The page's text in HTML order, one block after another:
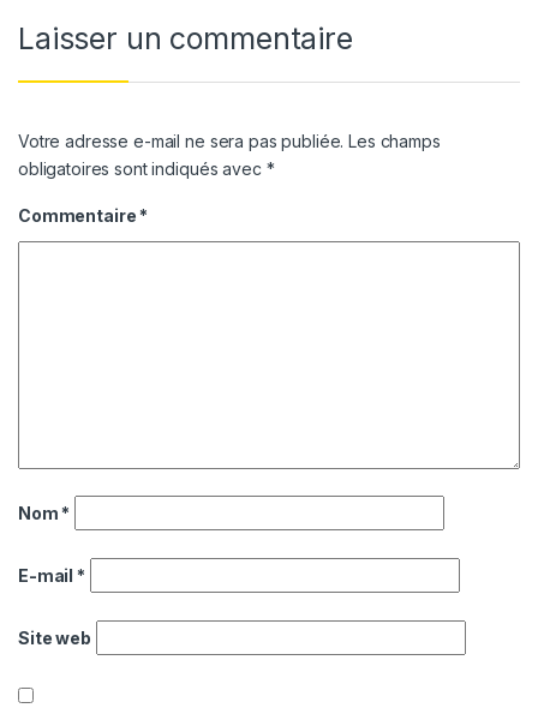
Laisser un commentaire
Votre adresse e-mail ne sera pas publiée. Les champs
obligatoires sont indiqués avec *
Commentaire *
Nom *
E-mail *
Site web